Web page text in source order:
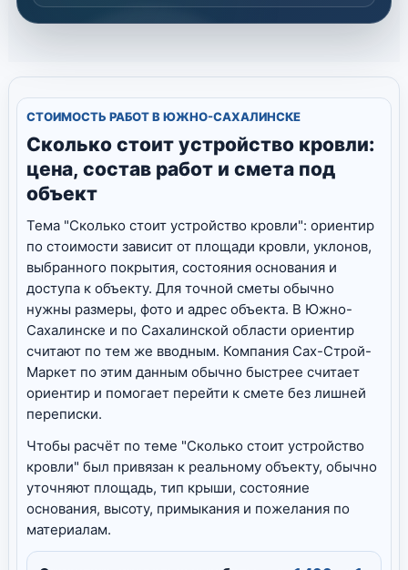
СТОИМОСТЬ РАБОТ В ЮЖНО-САХАЛИНСКЕ
Сколько стоит устройство кровли:
цена, состав работ и смета под
объект
Тема "Сколько стоит устройство кровли": ориентир
по стоимости зависит от площади кровли, уклонов,
выбранного покрытия, состояния основания и
доступа к объекту. Для точной сметы обычно
нужны размеры, фото и адрес объекта. В Южно-
Сахалинске и по Сахалинской области ориентир
считают по тем же вводным. Компания Сах-Строй-
Маркет по этим данным обычно быстрее считает
ориентир и помогает перейти к смете без лишней
переписки.
Чтобы расчёт по теме "Сколько стоит устройство
кровли" был привязан к реальному объекту, обычно
уточняют площадь, тип крыши, состояние
основания, высоту, примыкания и пожелания по
материалам.